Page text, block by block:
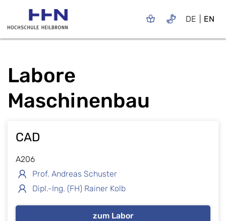
DE EN
Labore
Maschinenbau
CAD
A206
Prof. Andreas Schuster
Dipl.-Ing. (FH) Rainer Kolb
zum Labor